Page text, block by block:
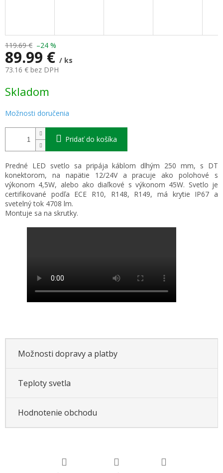
119.69 € –24 %
89.99 € / ks
73.16 € bez DPH
cena:
Skladom
Možnosti doručenia
Pridať do košíka
Predné LED svetlo sa pripája káblom dlhým 250 mm, s DT
konektorom, na napätie 12/24V a pracuje ako polohové s
výkonom 4,5W, alebo ako diaľkové s výkonom 45W. Svetlo je
certifikované podľa ECE R10, R148, R149, má krytie IP67 a
svetelný tok 4708 lm.
Montuje sa na skrutky.
Možnosti dopravy a platby
Teploty svetla
Hodnotenie obchodu